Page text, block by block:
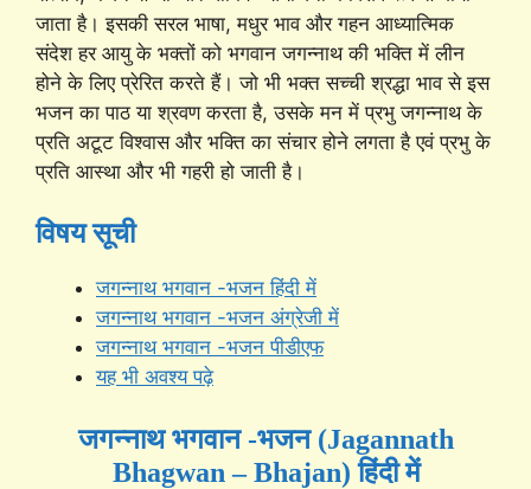
जाता है। इसकी सरल भाषा, मधुर भाव और गहन आध्यात्मिक
संदेश हर आयु के भक्तों को भगवान जगन्नाथ की भक्ति में लीन
होने के लिए प्रेरित करते हैं। जो भी भक्त सच्ची श्रद्धा भाव से इस
भजन का पाठ या श्रवण करता है, उसके मन में प्रभु जगन्नाथ के
प्रति अटूट विश्वास और भक्ति का संचार होने लगता है एवं प्रभु के
प्रति आस्था और भी गहरी हो जाती है।
विषय सूची
जगन्नाथ भगवान -भजन हिंदी में
जगन्नाथ भगवान -भजन अंग्रेजी में
जगन्नाथ भगवान -भजन पीडीएफ
यह भी अवश्य पढ़े
जगन्नाथ भगवान -भजन (Jagannath
Bhagwan – Bhajan) हिंदी में